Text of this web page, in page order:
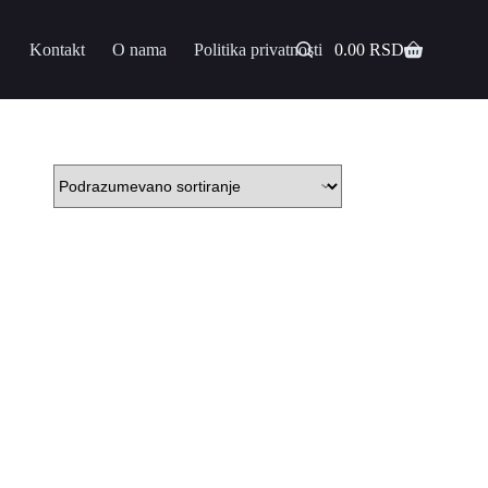
Kontakt O nama Politika privatnosti 0.00 RSD